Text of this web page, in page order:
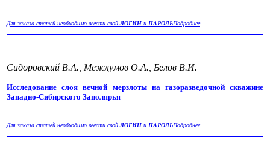
Для заказа статей необходимо ввести свойЛОГИН и ПАРОЛЬПодробнее
Сидоровский В.А., Межлумов О.А., Белов В.И.
Исследование слоя вечной мерзлоты на газоразведочной скважине
Западно-Сибирского Заполярья
Для заказа статей необходимо ввести свойЛОГИН и ПАРОЛЬПодробнее